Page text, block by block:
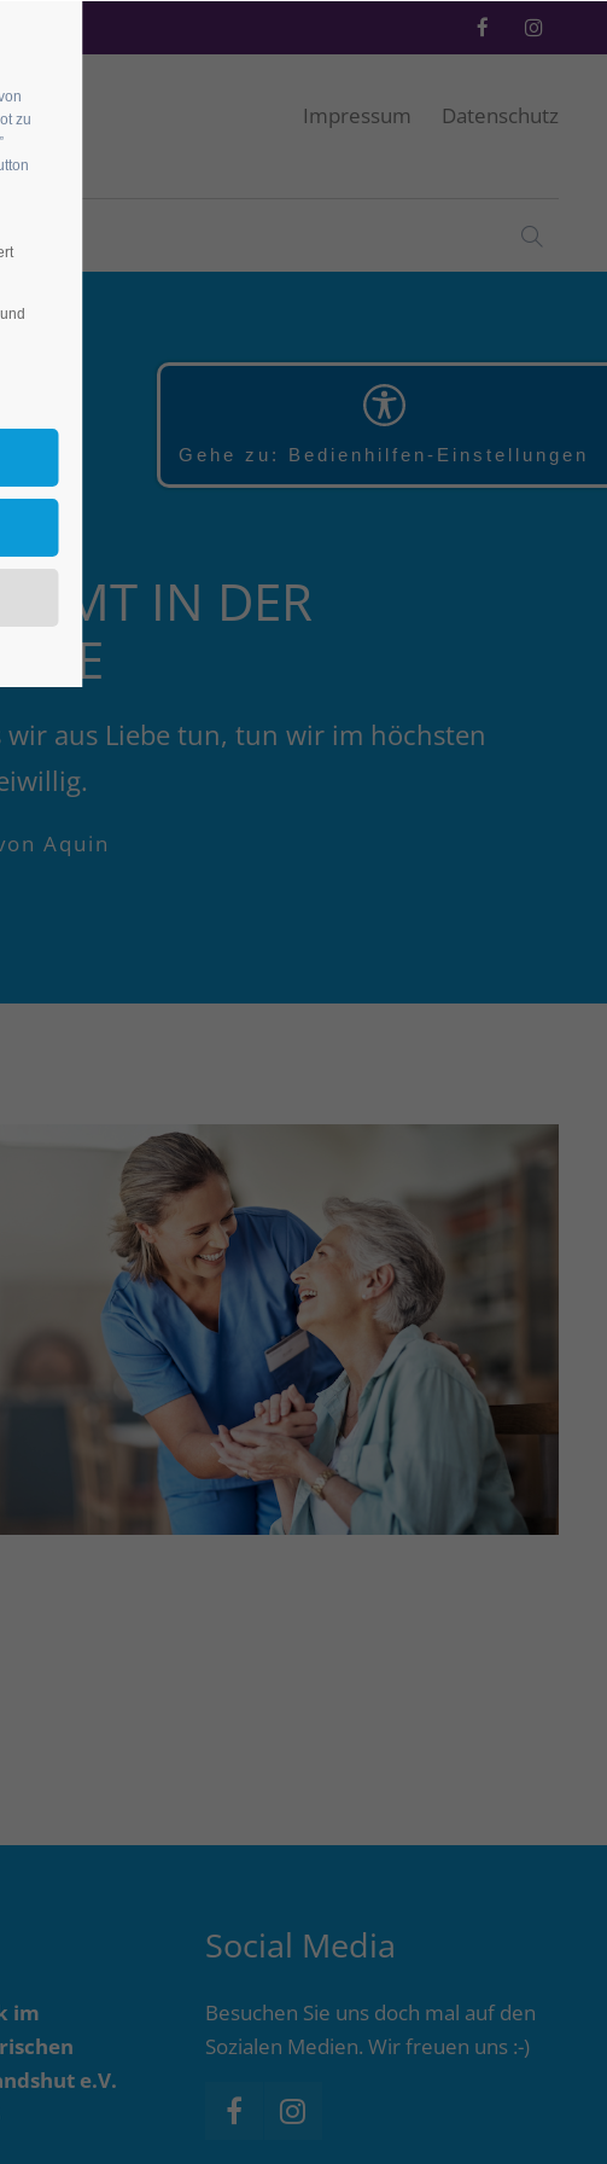
Impressum Datenschutz
IN DER
wir aus Liebe tun, tun wir im höchsten
Aquin
im
e.V.
Social Media
Besuchen Sie uns doch mal auf den
Sozialen Medien. Wir freuen uns :-)
zu
Gehe zu: Bedienhilfen-Einstellungen